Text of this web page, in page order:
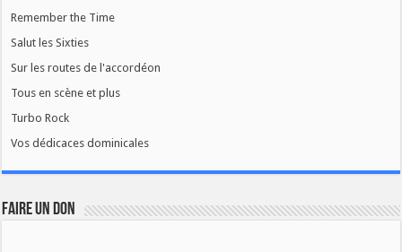
Remember the Time
Salut les Sixties
Sur les routes de l'accordéon
Tous en scène et plus
Turbo Rock
Vos dédicaces dominicales
FAIRE UN DON